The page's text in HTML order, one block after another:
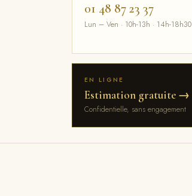
01 48 87 23 37
Lun – Ven · 10h-13h · 14h-18h30
EN LIGNE
Estimation gratuite →
Confidentielle, sans engagement